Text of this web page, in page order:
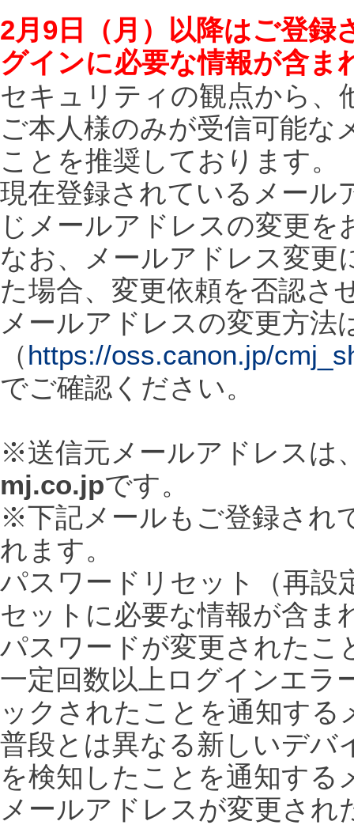
2月9日（月）以降はご登
グインに必要な情報が含ま
セキュリティの観点から、
ご本人様のみが受信可能な
ことを推奨しております。
現在登録されているメール
じメールアドレスの変更を
なお、メールアドレス変更
た場合、変更依頼を否認さ
メールアドレスの変更方法
（https://oss.canon.jp/
でご確認ください。
※送信元メールアドレスは
mj.co.jpです。
※下記メールもご登録され
れます。
パスワードリセット（再設
セットに必要な情報が含ま
パスワードが変更されたこ
一定回数以上ログインエラ
ックされたことを通知する
普段とは異なる新しいデバ
を検知したことを通知する
メールアドレスが変更さ